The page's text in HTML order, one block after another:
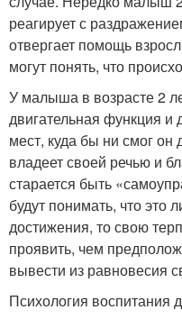
реагирует с
отвергает помощь
могут понять, что
У малыша в возрасте 2
двигательная функция и
мест, куда бы ни смог он
владеет своей речью и
старается быть
будут понимать, что это
достижения, то свою
проявить, чем
вывести из равновесия
Психология воспитания